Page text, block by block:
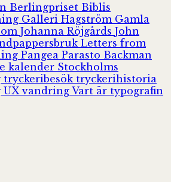
Berlingpriset Biblis
Galleri Hagström Gamla
Johanna Röjgårds John
Letters from
Pangea Parasto Backman
kalender Stockholms
tryckeribesök tryckerihistoria
UXvandring Vart är typografin